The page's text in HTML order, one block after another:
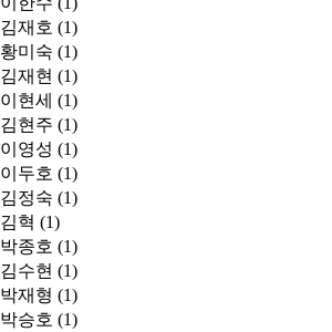
김재호 (1)
황미숙 (1)
김재현 (1)
이현세 (1)
김현주 (1)
이영성 (1)
이두호 (1)
김정숙 (1)
김혁 (1)
박종호 (1)
김수현 (1)
박재형 (1)
박승호 (1)